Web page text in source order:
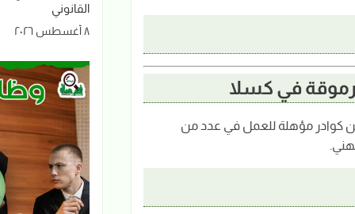
في كسلا
كوادر مؤهلة للعمل في عدد من
القانوني
٨ أغسطس ٢٠٢٦